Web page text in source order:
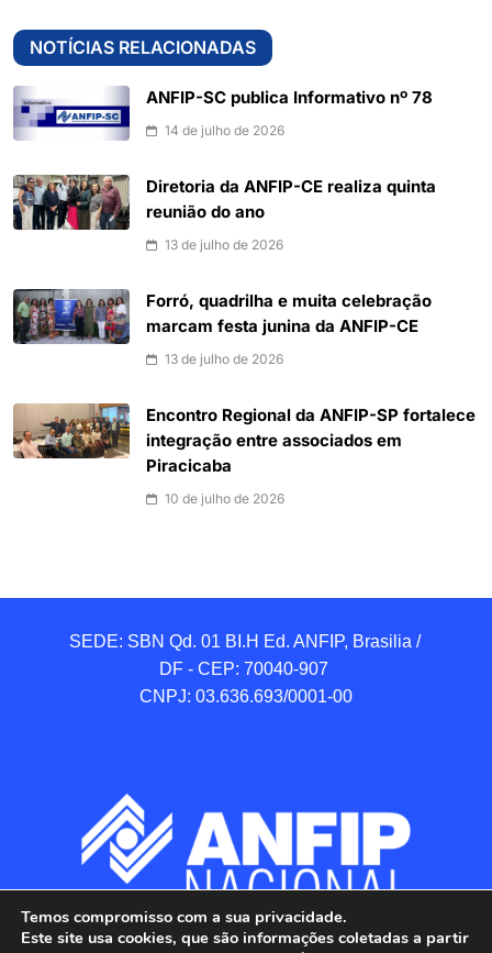
NOTÍCIAS RELACIONADAS
ANFIP-SC publica Informativo nº 78
14 de julho de 2026
Diretoria da ANFIP-CE realiza quinta
reunião do ano
13 de julho de 2026
Forró, quadrilha e muita celebração
marcam festa junina da ANFIP-CE
13 de julho de 2026
Encontro Regional da ANFIP-SP fortalece
integração entre associados em
Piracicaba
10 de julho de 2026
SEDE: SBN Qd. 01 BI.H Ed. ANFIP, Brasilia /
DF - CEP: 70040-907
CNPJ: 03.636.693/0001-00
Temos compromisso com a sua privacidade.
Este site usa cookies, que são informações coletadas a partir